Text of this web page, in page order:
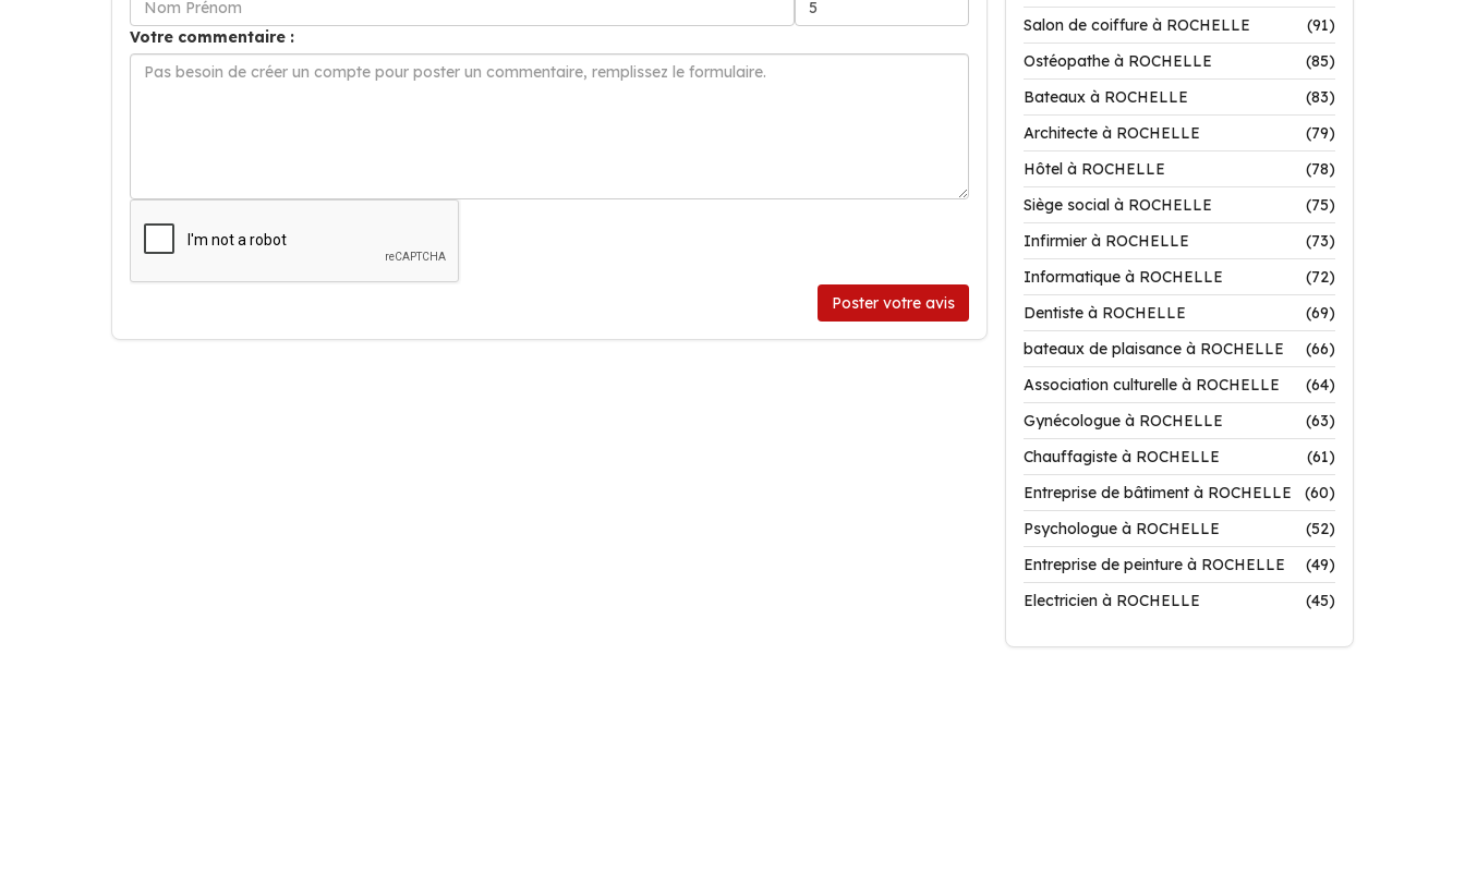
Votre commentaire :
Poster votre avis
Salon de coiffure à ROCHELLE
(91)
Ostéopathe à ROCHELLE
(85)
Bateaux à ROCHELLE
(83)
Architecte à ROCHELLE
(79)
Hôtel à ROCHELLE
(78)
Siège social à ROCHELLE
(75)
Infirmier à ROCHELLE
(73)
Informatique à ROCHELLE
(72)
Dentiste à ROCHELLE
(69)
bateaux de plaisance à ROCHELLE
(66)
Association culturelle à ROCHELLE
(64)
Gynécologue à ROCHELLE
(63)
Chauffagiste à ROCHELLE
(61)
Entreprise de bâtiment à ROCHELLE
(60)
Psychologue à ROCHELLE
(52)
Entreprise de peinture à ROCHELLE
(49)
Electricien à ROCHELLE
(45)